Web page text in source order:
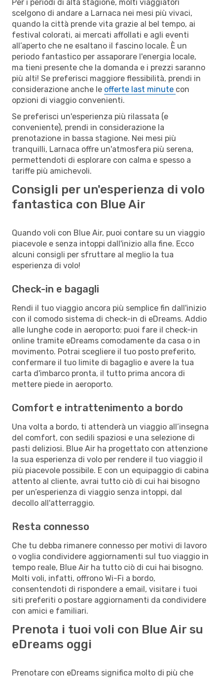
Per i periodi di alta stagione, molti viaggiatori
scelgono di andare a Larnaca nei mesi più vivaci,
quando la città prende vita grazie al bel tempo, ai
festival colorati, ai mercati affollati e agli eventi
all’aperto che ne esaltano il fascino locale. È un
periodo fantastico per assaporare l'energia locale,
ma tieni presente che la domanda e i prezzi saranno
più alti! Se preferisci maggiore flessibilità, prendi in
considerazione anche le offerte last minute con
opzioni di viaggio convenienti.
Se preferisci un'esperienza più rilassata (e
conveniente), prendi in considerazione la
prenotazione in bassa stagione. Nei mesi più
tranquilli, Larnaca offre un'atmosfera più serena,
permettendoti di esplorare con calma e spesso a
tariffe più amichevoli.
Consigli per un'esperienza di volo
fantastica con Blue Air
Quando voli con Blue Air, puoi contare su un viaggio
piacevole e senza intoppi dall'inizio alla fine. Ecco
alcuni consigli per sfruttare al meglio la tua
esperienza di volo!
Check-in e bagagli
Rendi il tuo viaggio ancora più semplice fin dall'inizio
con il comodo sistema di check-in di eDreams. Addio
alle lunghe code in aeroporto: puoi fare il check-in
online tramite eDreams comodamente da casa o in
movimento. Potrai scegliere il tuo posto preferito,
confermare il tuo limite di bagaglio e avere la tua
carta d'imbarco pronta, il tutto prima ancora di
mettere piede in aeroporto.
Comfort e intrattenimento a bordo
Una volta a bordo, ti attenderà un viaggio all’insegna
del comfort, con sedili spaziosi e una selezione di
pasti deliziosi. Blue Air ha progettato con attenzione
la sua esperienza di volo per rendere il tuo viaggio il
più piacevole possibile. E con un equipaggio di cabina
attento al cliente, avrai tutto ciò di cui hai bisogno
per un’esperienza di viaggio senza intoppi, dal
decollo all'atterraggio.
Resta connesso
Che tu debba rimanere connesso per motivi di lavoro
o voglia condividere aggiornamenti sul tuo viaggio in
tempo reale, Blue Air ha tutto ciò di cui hai bisogno.
Molti voli, infatti, offrono Wi-Fi a bordo,
consentendoti di rispondere a email, visitare i tuoi
siti preferiti o postare aggiornamenti da condividere
con amici e familiari.
Prenota i tuoi voli con Blue Air su
eDreams oggi
Prenotare con eDreams significa molto di più che